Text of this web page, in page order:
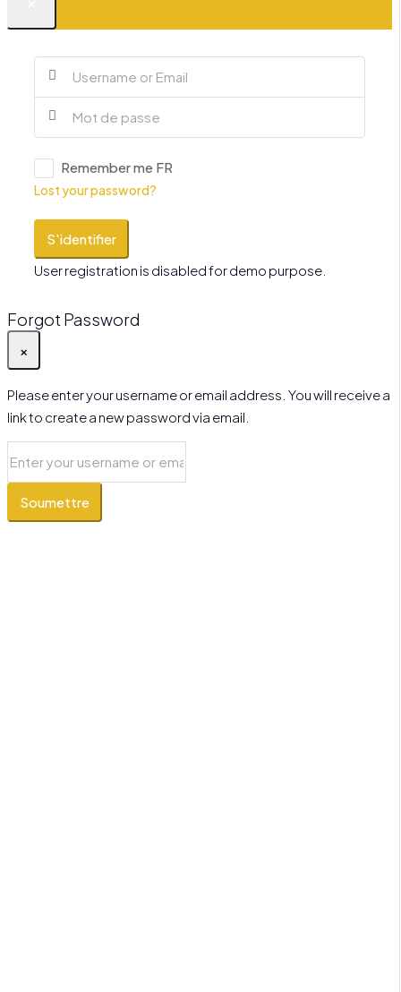
Remember me FR
Lost your password?
S'identifier
User registration is disabled for demo purpose.
Forgot Password
×
Please enter your username or email address. You will receive a
link to create a new password via email.
Soumettre